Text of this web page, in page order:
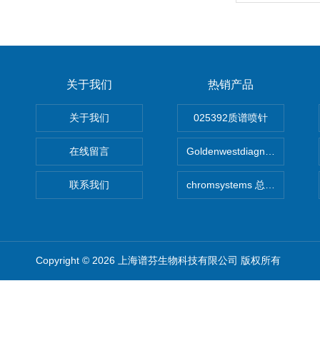
关于我们
关于我们
在线留言
联系我们
热销产品
025392质谱喷针
Goldenwestdiagnostics总代
chromsystems 总代理
Copyright © 2026 上海谱芬生物科技有限公司 版权所有